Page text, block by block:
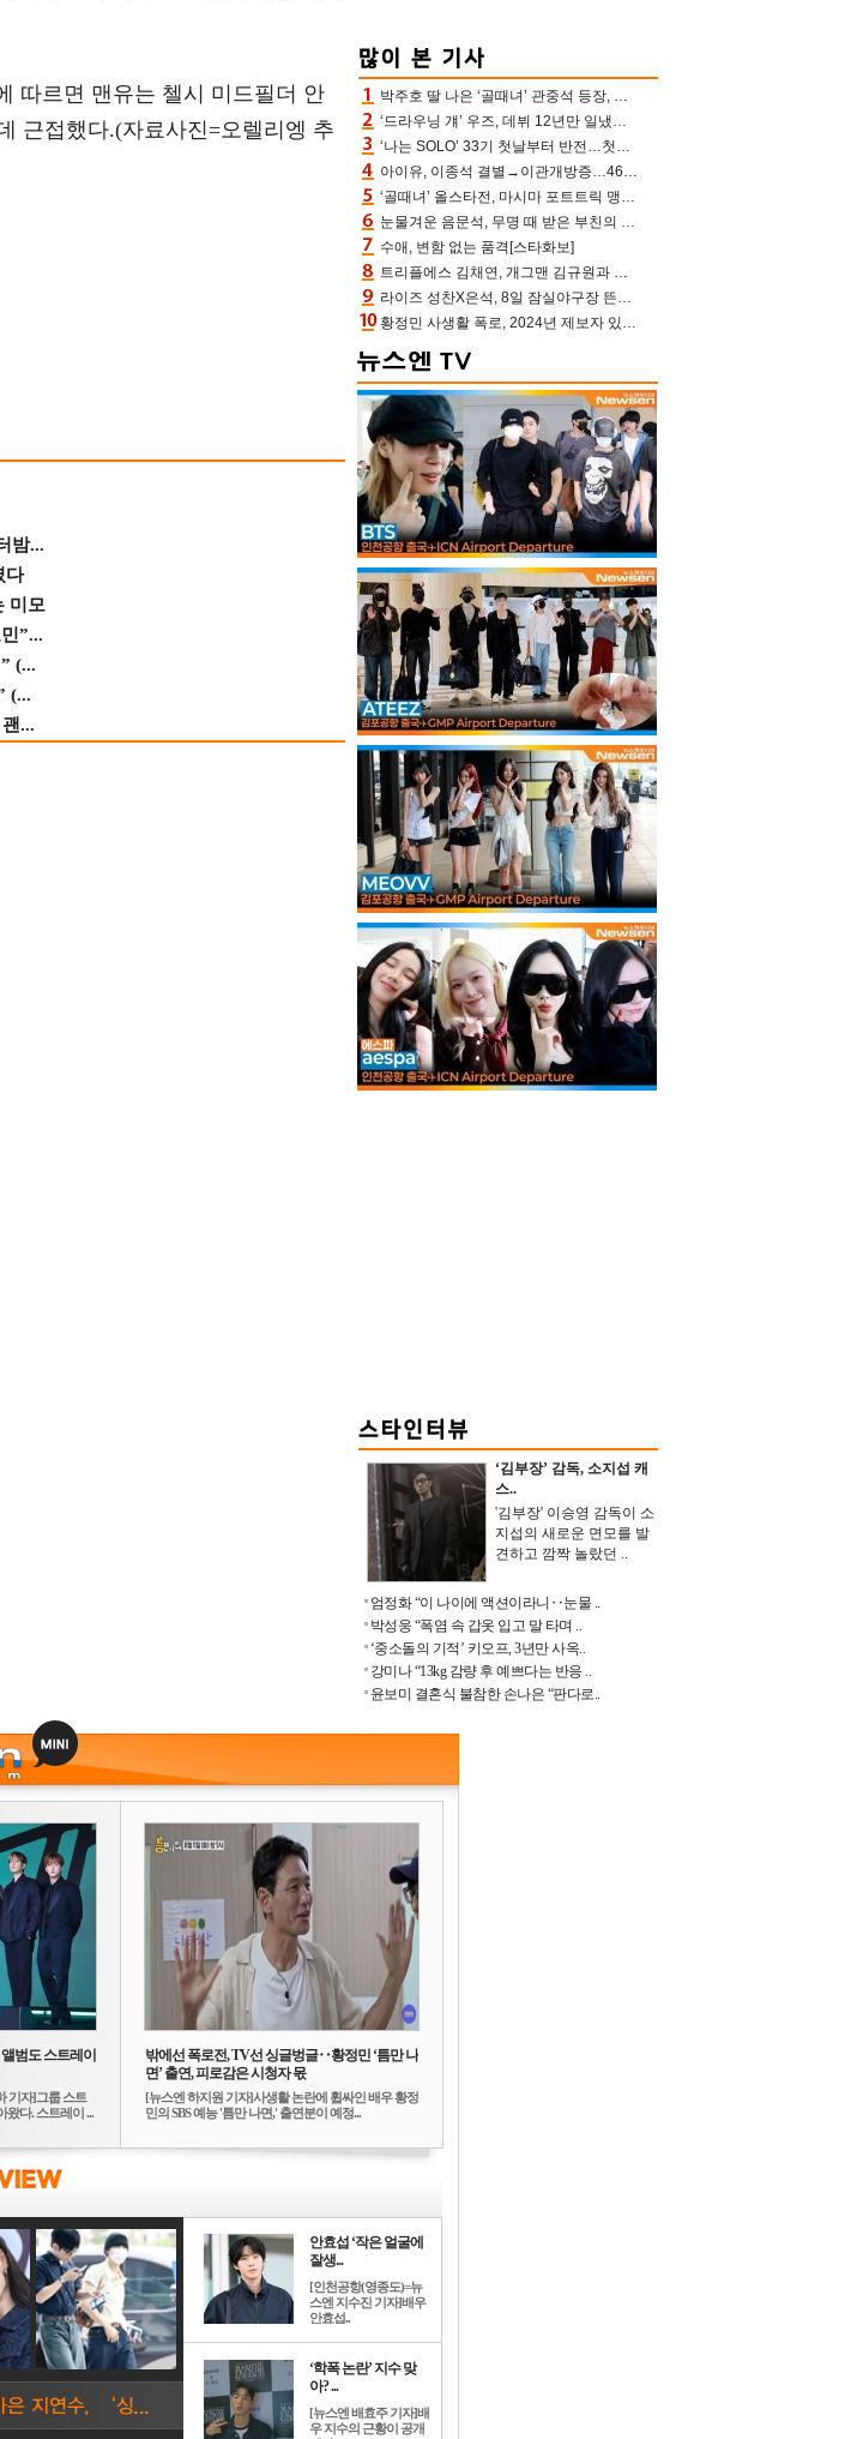
따르면 맨유는 첼시 미드필더 안
근접했다.(자료사진=오렐리엥 추
밤...
다
미모
”...
(...
(...
...
박주호 딸 나은 ‘골때녀’ 관중석 등장, 김민재 복제인간 보고 혼란 [결정적장면]
‘드라우닝 걔’ 우즈, 데뷔 12년만 일냈다…체조경기장 입성 확정
‘나는 SOLO’ 33기 첫날부터 반전…첫인상 0표 영호, 호감남 급부상
아이유, 이종석 결별→이관개방증…46장 꽉 채운 유애나 ♥ “열심히 사는 중”
‘골때녀’ 올스타전, 마시마 포트트릭 맹추격전 5:4 골 잔치 ‘짜릿’ [어제TV]
눈물겨운 음문석, 무명 때 받은 부친의 전재산→폐암 父 세상 떠나기 전 여행(유퀴즈)[어제TV]
수애, 변함 없는 품격[스타화보]
트리플에스 김채연, 개그맨 김규원과 함께 프리뷰쇼 진행 [포토엔HD]
라이즈 성찬X은석, 8일 잠실야구장 뜬다…시구 시타+특별공연까지
황정민 사생활 폭로, 2024년 제보자 있었나 “네가 회사에 전화했니” 녹취록 공개 파장
‘김부장’ 감독, 소지섭 캐
스..
'김부장' 이승영 감독이 소
지섭의 새로운 면모를 발
견하고 깜짝 놀랐던 ..
엄정화 “이 나이에 액션이라니‥눈물 ..
박성웅 “폭염 속 갑옷 입고 말 타며 ..
‘중소돌의 기적’ 키오프, 3년만 사옥..
강미나 “13kg 감량 후 예쁘다는 반응 ..
윤보미 결혼식 불참한 손나은 “판다로..
범도 스트레이
기자]그룹 스트
왔다. 스트레이 ...
밖에선 폭로전, TV선 싱글벙글‥황정민 ‘틈만 나
면’ 출연, 피로감은 시청자 몫
[뉴스엔 하지원 기자]사생활 논란에 휩싸인 배우 황정
민의 SBS 예능 '틈만 나면,' 출연분이 예정...
안효섭 ‘작은 얼굴에
잘생...
[인천공항(영종도)=뉴
스엔 지수진 기자]배우
안효섭..
‘학폭 논란’ 지수 맞
아? ...
[뉴스엔 배효주 기자]배
우 지수의 근황이 공개